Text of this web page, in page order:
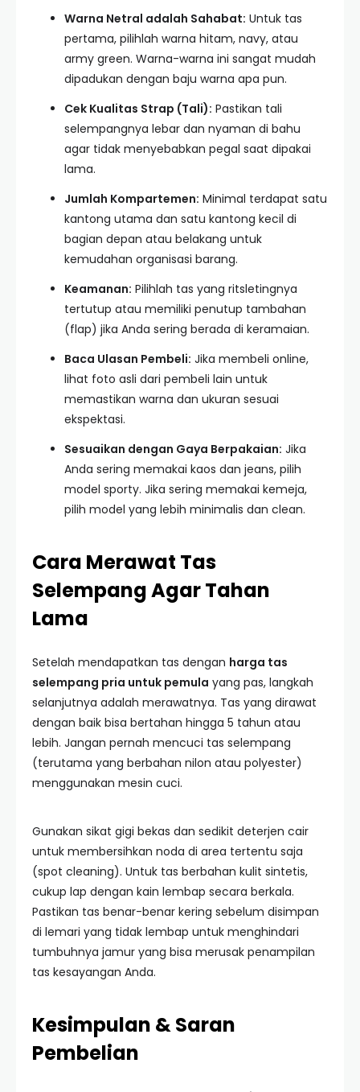
Warna Netral adalah Sahabat: Untuk tas
pertama, pilihlah warna hitam, navy, atau
army green. Warna-warna ini sangat mudah
dipadukan dengan baju warna apa pun.
Cek Kualitas Strap (Tali): Pastikan tali
selempangnya lebar dan nyaman di bahu
agar tidak menyebabkan pegal saat dipakai
lama.
Jumlah Kompartemen: Minimal terdapat satu
kantong utama dan satu kantong kecil di
bagian depan atau belakang untuk
kemudahan organisasi barang.
Keamanan: Pilihlah tas yang ritsletingnya
tertutup atau memiliki penutup tambahan
(flap) jika Anda sering berada di keramaian.
Baca Ulasan Pembeli: Jika membeli online,
lihat foto asli dari pembeli lain untuk
memastikan warna dan ukuran sesuai
ekspektasi.
Sesuaikan dengan Gaya Berpakaian: Jika
Anda sering memakai kaos dan jeans, pilih
model sporty. Jika sering memakai kemeja,
pilih model yang lebih minimalis dan clean.
Cara Merawat Tas
Selempang Agar Tahan
Lama
Setelah mendapatkan tas dengan harga tas
selempang pria untuk pemula yang pas, langkah
selanjutnya adalah merawatnya. Tas yang dirawat
dengan baik bisa bertahan hingga 5 tahun atau
lebih. Jangan pernah mencuci tas selempang
(terutama yang berbahan nilon atau polyester)
menggunakan mesin cuci.
Gunakan sikat gigi bekas dan sedikit deterjen cair
untuk membersihkan noda di area tertentu saja
(spot cleaning). Untuk tas berbahan kulit sintetis,
cukup lap dengan kain lembap secara berkala.
Pastikan tas benar-benar kering sebelum disimpan
di lemari yang tidak lembap untuk menghindari
tumbuhnya jamur yang bisa merusak penampilan
tas kesayangan Anda.
Kesimpulan & Saran
Pembelian